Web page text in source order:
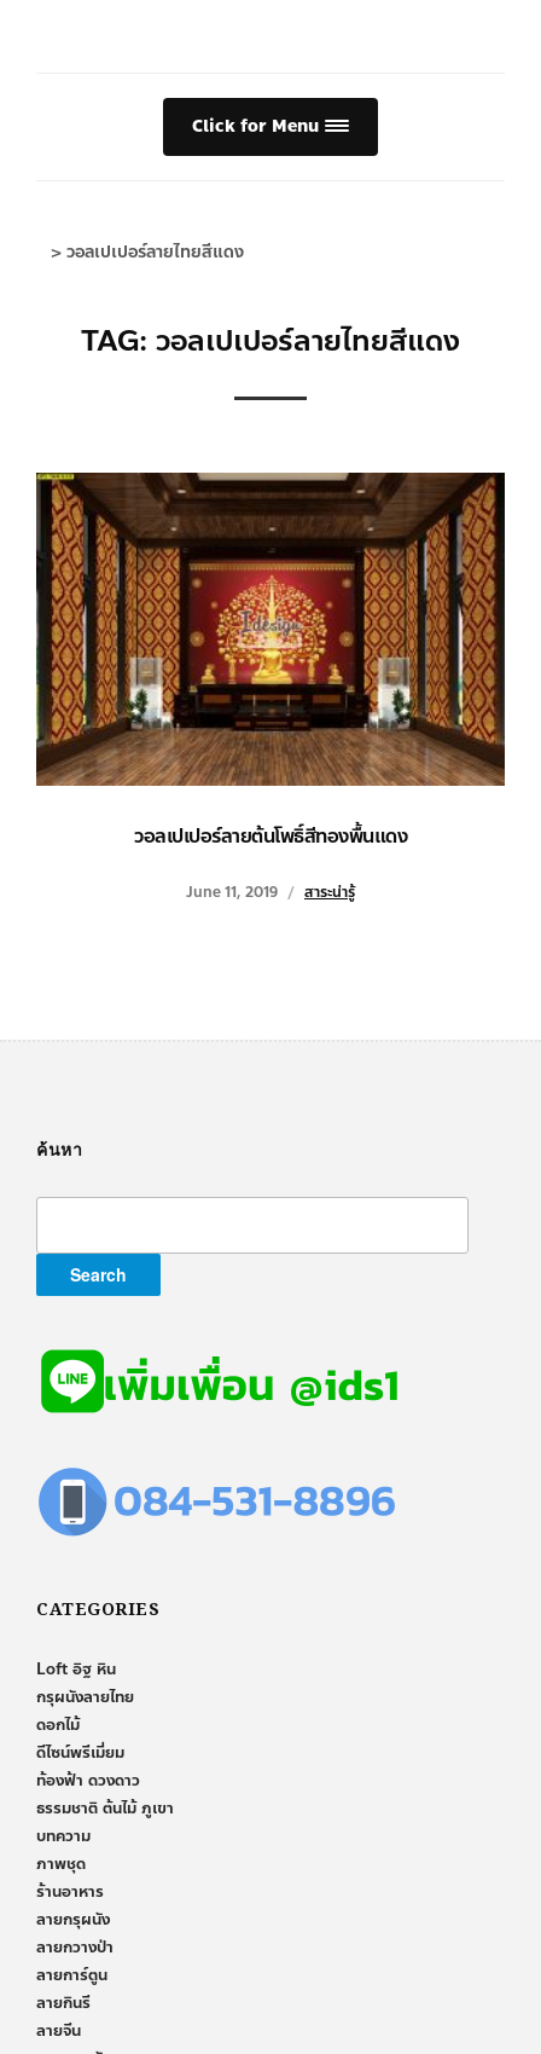
Click for Menu
>วอลเปเปอร์ลายไทยสีแดง
TAG: วอลเปเปอร์ลายไทยสีแดง
วอลเปเปอร์ลายต้นโพธิ์สีทองพื้นแดง
June 11, 2019 สาระน่ารู้
ค้นหา
CATEGORIES
Loft อิฐ หิน
กรุผนังลายไทย
ดอกไม้
ดีไซน์พรีเมี่ยม
ท้องฟ้า ดวงดาว
ธรรมชาติ ต้นไม้ ภูเขา
บทความ
ภาพชุด
ร้านอาหาร
ลายกรุผนัง
ลายกวางป่า
ลายการ์ตูน
ลายกินรี
ลายจีน